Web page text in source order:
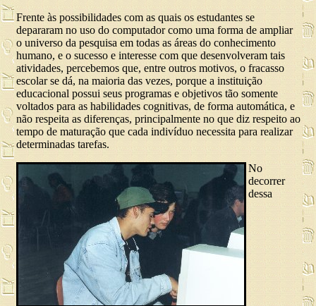
Frente às possibilidades com as quais os estudantes se
depararam no uso do computador como uma forma de ampliar
o universo da pesquisa em todas as áreas do conhecimento
humano, e o sucesso e interesse com que desenvolveram tais
atividades, percebemos que, entre outros motivos, o fracasso
escolar se dá, na maioria das vezes, porque a instituição
educacional possui seus programas e objetivos tão somente
voltados para as habilidades cognitivas, de forma automática, e
não respeita as diferenças, principalmente no que diz respeito ao
tempo de maturação que cada indivíduo necessita para realizar
determinadas tarefas.
No
decorrer
dessa